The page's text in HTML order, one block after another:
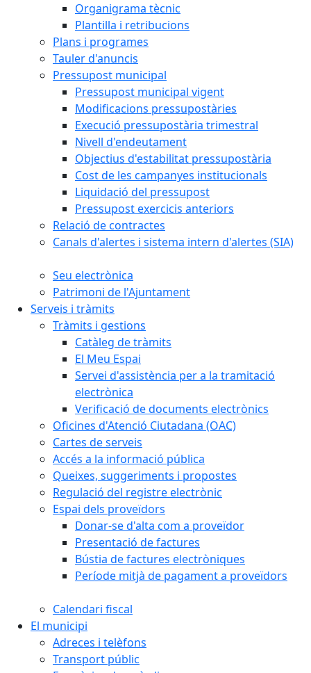
Organigrama tècnic
Plantilla i retribucions
Plans i programes
Tauler d'anuncis
Pressupost municipal
Pressupost municipal vigent
Modificacions pressupostàries
Execució pressupostària trimestral
Nivell d'endeutament
Objectius d'estabilitat pressupostària
Cost de les campanyes institucionals
Liquidació del pressupost
Pressupost exercicis anteriors
Relació de contractes
Canals d'alertes i sistema intern d'alertes (SIA)
Seu electrònica
Patrimoni de l'Ajuntament
Serveis i tràmits
Tràmits i gestions
Catàleg de tràmits
El Meu Espai
Servei d'assistència per a la tramitació
electrònica
Verificació de documents electrònics
Oficines d'Atenció Ciutadana (OAC)
Cartes de serveis
Accés a la informació pública
Queixes, suggeriments i propostes
Regulació del registre electrònic
Espai dels proveïdors
Donar-se d'alta com a proveïdor
Presentació de factures
Bústia de factures electròniques
Període mitjà de pagament a proveïdors
Calendari fiscal
El municipi
Adreces i telèfons
Transport públic